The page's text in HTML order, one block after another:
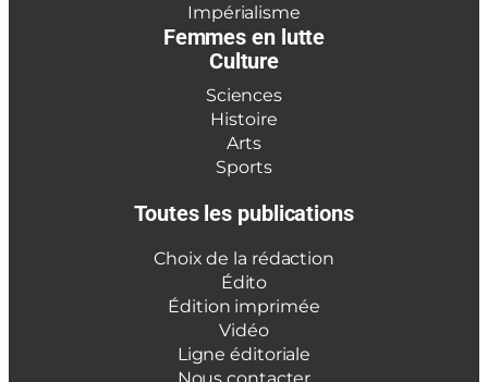
Impérialisme
Femmes en lutte
Culture
Sciences
Histoire
Arts
Sports
Toutes les publications
Choix de la rédaction
Édito
Édition imprimée
Vidéo
Ligne éditoriale